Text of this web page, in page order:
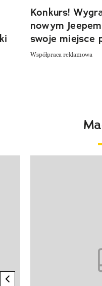
Konkurs!
nowym
swoje miejsce
Współpraca reklamowa
previous element